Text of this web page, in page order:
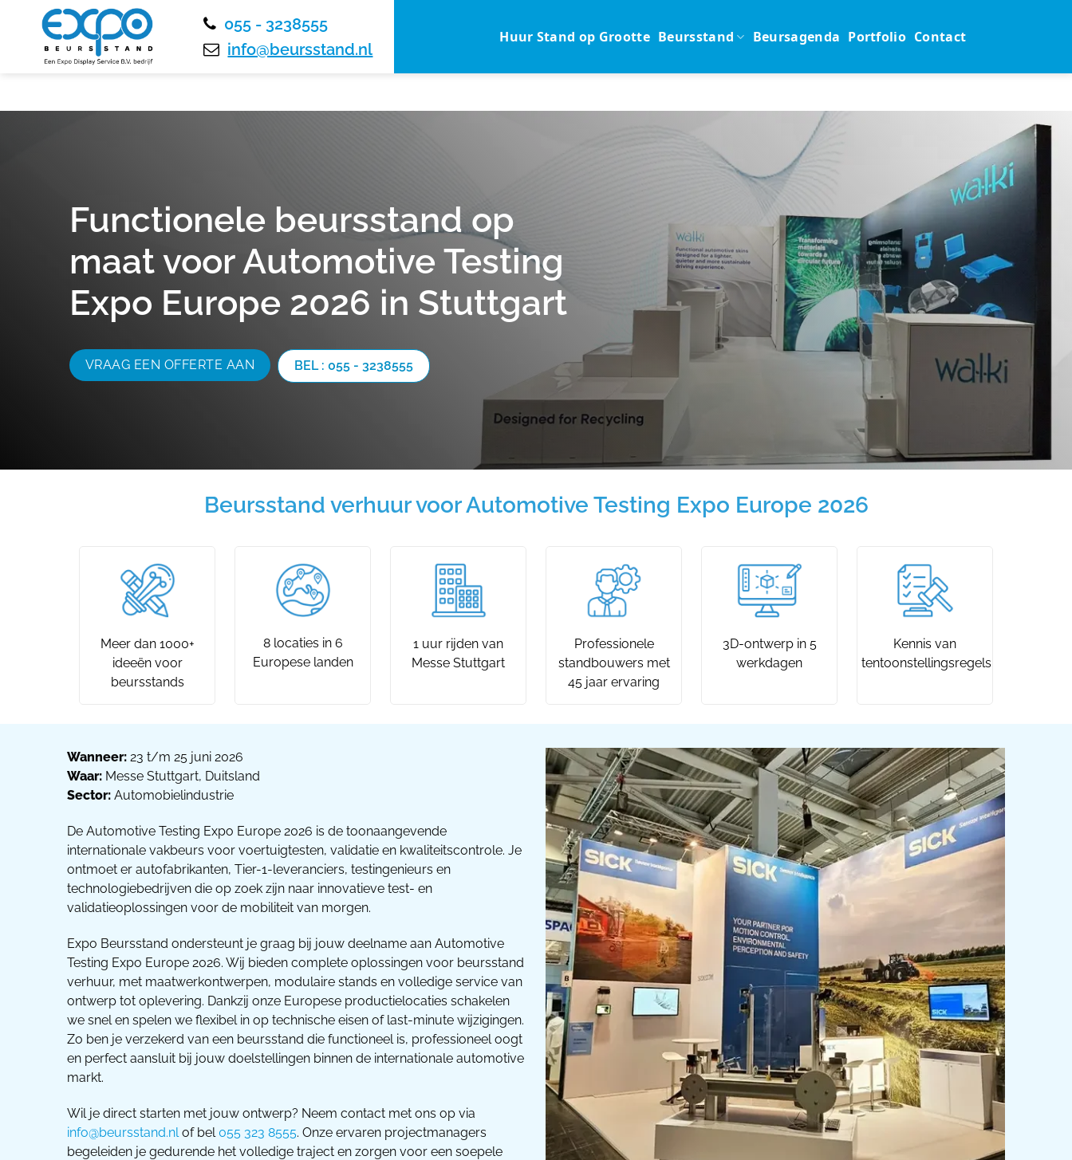
055 - 3238555
info@beursstand.nl
Huur Stand op Grootte Beursstand Beursagenda Portfolio Contact
Functionele beursstand op
maat voor Automotive Testing
Expo Europe 2026 in Stuttgart
VRAAG EEN OFFERTE AAN BEL : 055 - 3238555
Beursstand verhuur voor Automotive Testing Expo Europe 2026
Meer dan 1000+
ideeën voor
beursstands
8 locaties in 6
Europese landen
1 uur rijden van
Messe Stuttgart
Professionele
standbouwers met
45 jaar ervaring
3D-ontwerp in 5
werkdagen
Kennis van
tentoonstellingsregels
Wanneer: 23 t/m 25 juni 2026
Waar: Messe Stuttgart, Duitsland
Sector: Automobielindustrie
De Automotive Testing Expo Europe 2026 is de toonaangevende
internationale vakbeurs voor voertuigtesten, validatie en kwaliteitscontrole. Je
ontmoet er autofabrikanten, Tier-1-leveranciers, testingenieurs en
technologiebedrijven die op zoek zijn naar innovatieve test- en
validatieoplossingen voor de mobiliteit van morgen.
Expo Beursstand ondersteunt je graag bij jouw deelname aan Automotive
Testing Expo Europe 2026. Wij bieden complete oplossingen voor beursstand
verhuur, met maatwerkontwerpen, modulaire stands en volledige service van
ontwerp tot oplevering. Dankzij onze Europese productielocaties schakelen
we snel en spelen we flexibel in op technische eisen of last-minute wijzigingen.
Zo ben je verzekerd van een beursstand die functioneel is, professioneel oogt
en perfect aansluit bij jouw doelstellingen binnen de internationale automotive
markt.
Wil je direct starten met jouw ontwerp? Neem contact met ons op via
info@beursstand.nl of bel 055 323 8555. Onze ervaren projectmanagers
begeleiden je gedurende het volledige traject en zorgen voor een soepele